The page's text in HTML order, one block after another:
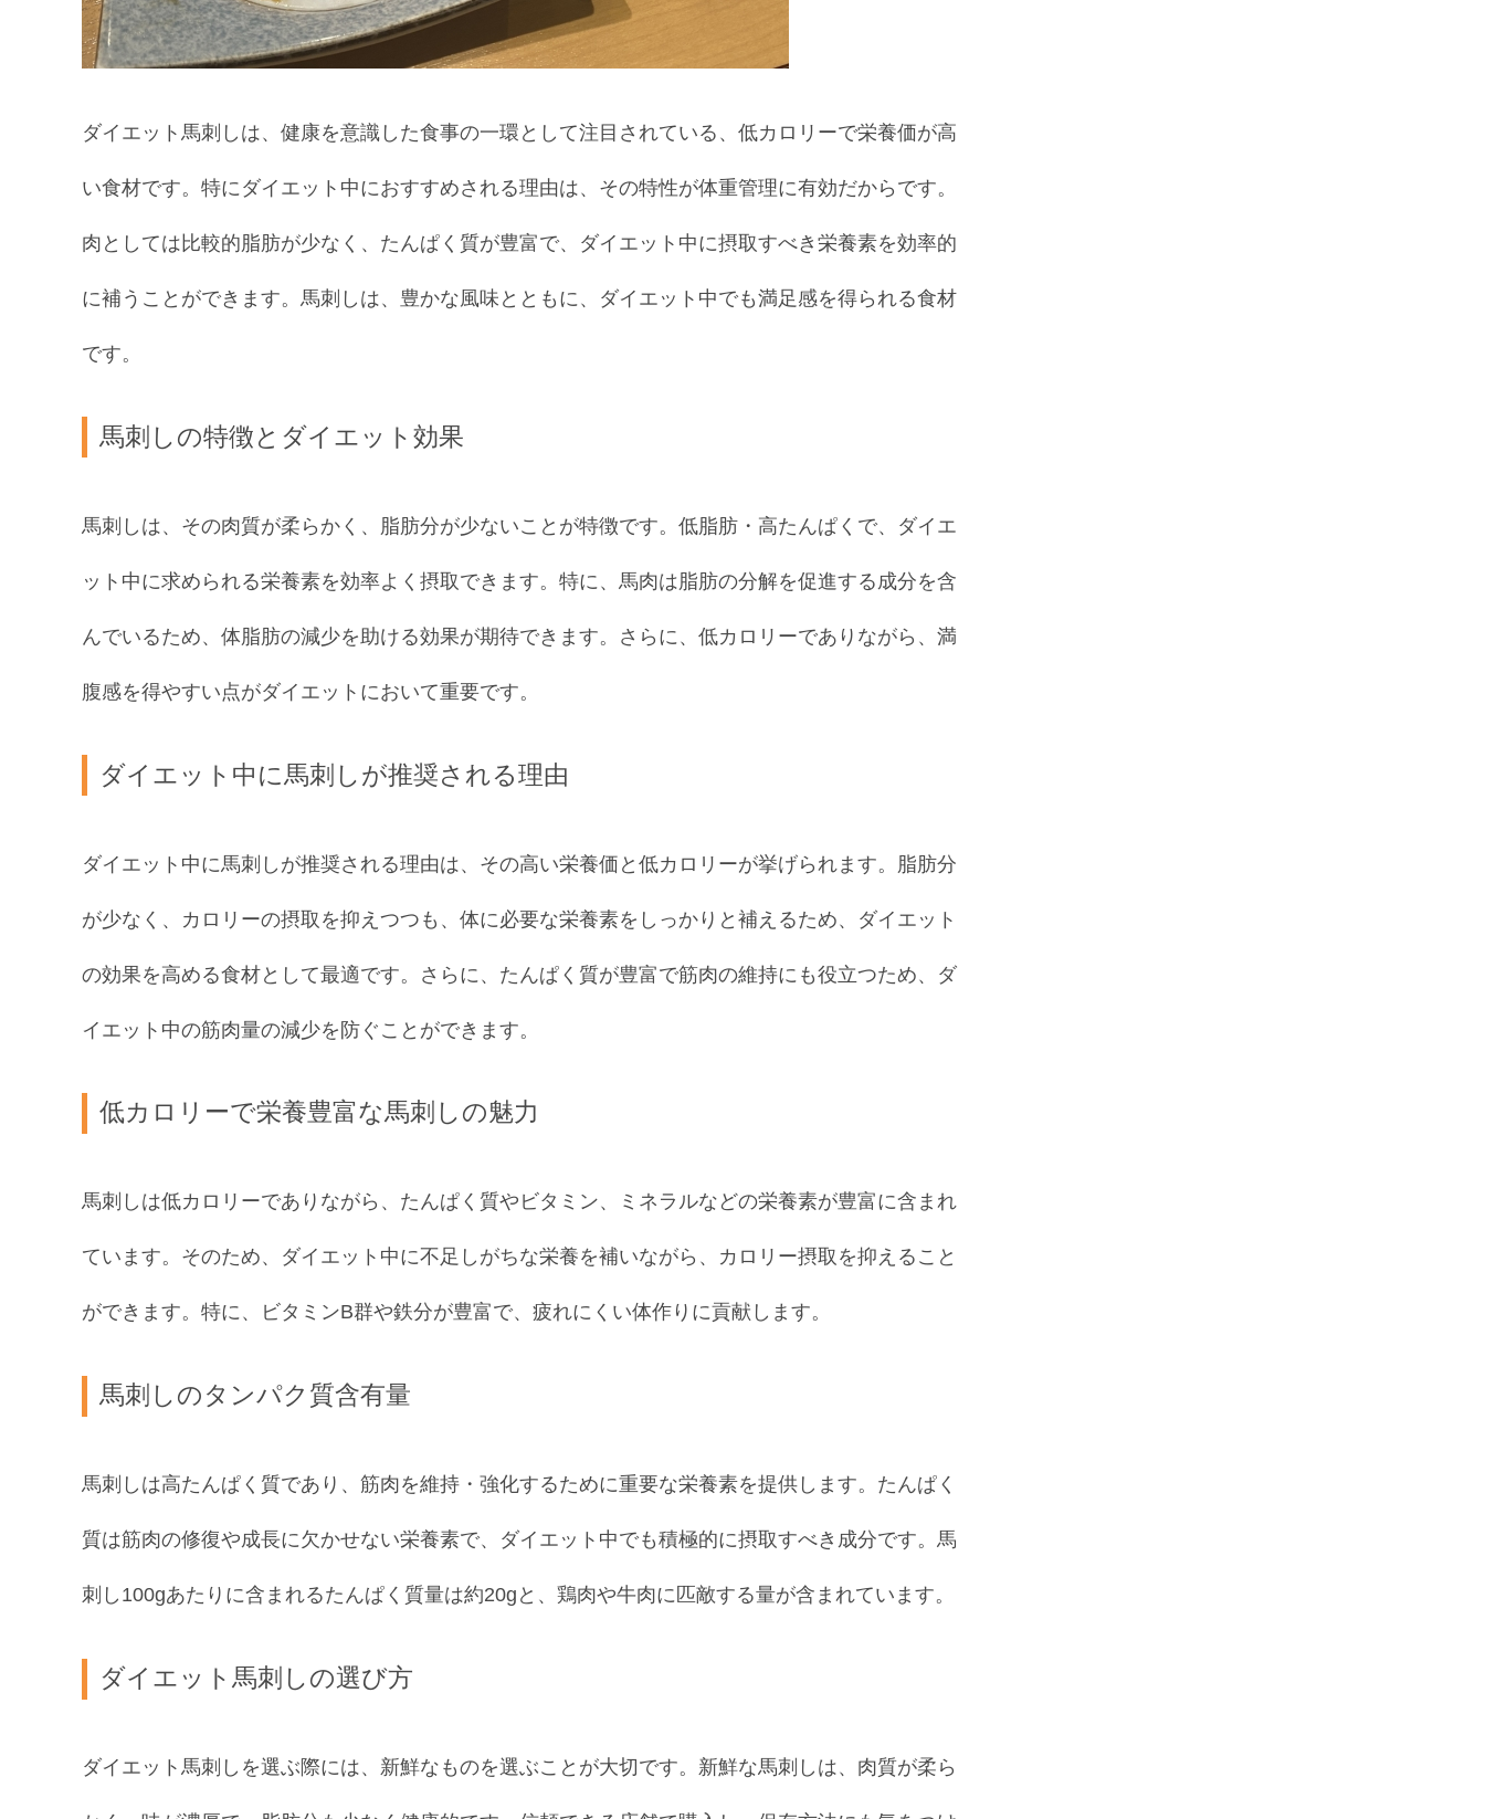
ダイエット馬刺しは、健康を意識した食事の一環として注目されている、低カロリーで栄養価が高
い食材です。特にダイエット中におすすめされる理由は、その特性が体重管理に有効だからです。
肉としては比較的脂肪が少なく、たんぱく質が豊富で、ダイエット中に摂取すべき栄養素を効率的
に補うことができます。馬刺しは、豊かな風味とともに、ダイエット中でも満足感を得られる食材
です。
馬刺しの特徴とダイエット効果
馬刺しは、その肉質が柔らかく、脂肪分が少ないことが特徴です。低脂肪・高たんぱくで、ダイエ
ット中に求められる栄養素を効率よく摂取できます。特に、馬肉は脂肪の分解を促進する成分を含
んでいるため、体脂肪の減少を助ける効果が期待できます。さらに、低カロリーでありながら、満
腹感を得やすい点がダイエットにおいて重要です。
ダイエット中に馬刺しが推奨される理由
ダイエット中に馬刺しが推奨される理由は、その高い栄養価と低カロリーが挙げられます。脂肪分
が少なく、カロリーの摂取を抑えつつも、体に必要な栄養素をしっかりと補えるため、ダイエット
の効果を高める食材として最適です。さらに、たんぱく質が豊富で筋肉の維持にも役立つため、ダ
イエット中の筋肉量の減少を防ぐことができます。
低カロリーで栄養豊富な馬刺しの魅力
馬刺しは低カロリーでありながら、たんぱく質やビタミン、ミネラルなどの栄養素が豊富に含まれ
ています。そのため、ダイエット中に不足しがちな栄養を補いながら、カロリー摂取を抑えること
ができます。特に、ビタミンB群や鉄分が豊富で、疲れにくい体作りに貢献します。
馬刺しのタンパク質含有量
馬刺しは高たんぱく質であり、筋肉を維持・強化するために重要な栄養素を提供します。たんぱく
質は筋肉の修復や成長に欠かせない栄養素で、ダイエット中でも積極的に摂取すべき成分です。馬
刺し100gあたりに含まれるたんぱく質量は約20gと、鶏肉や牛肉に匹敵する量が含まれています。
ダイエット馬刺しの選び方
ダイエット馬刺しを選ぶ際には、新鮮なものを選ぶことが大切です。新鮮な馬刺しは、肉質が柔ら